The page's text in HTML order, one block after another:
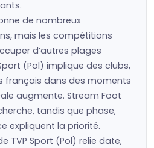
de nombreux
mais les compétitions
d’autres plages
(Pol) implique des clubs,
français dans des moments
augmente. Stream Foot
tandis que phase,
expliquent la priorité.
TVP Sport (Pol) relie date,